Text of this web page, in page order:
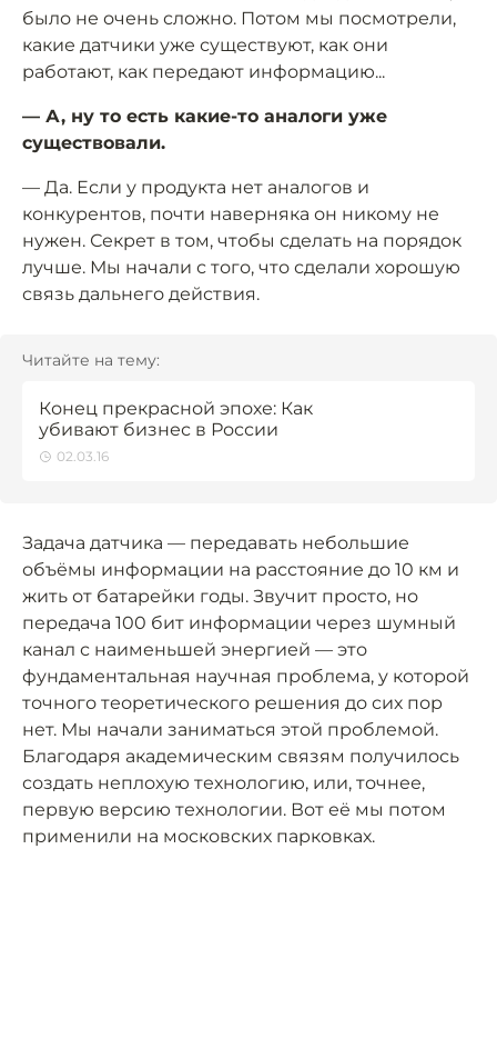
было не очень сложно. Потом мы посмотрели,
какие датчики уже существуют, как они
работают, как передают информацию...
— А, ну то есть какие-то аналоги уже
существовали.
— Да. Если у продукта нет аналогов и
конкурентов, почти наверняка он никому не
нужен. Секрет в том, чтобы сделать на порядок
лучше. Мы начали с того, что сделали хорошую
связь дальнего действия.
Читайте на тему:
Конец прекрасной эпохе: Как
убивают бизнес в России
02.03.16
Задача датчика — передавать небольшие
объёмы информации на расстояние до 10 км и
жить от батарейки годы. Звучит просто, но
передача 100 бит информации через шумный
канал с наименьшей энергией — это
фундаментальная научная проблема, у которой
точного теоретического решения до сих пор
нет. Мы начали заниматься этой проблемой.
Благодаря академическим связям получилось
создать неплохую технологию, или, точнее,
первую версию технологии. Вот её мы потом
применили на московских парковках.